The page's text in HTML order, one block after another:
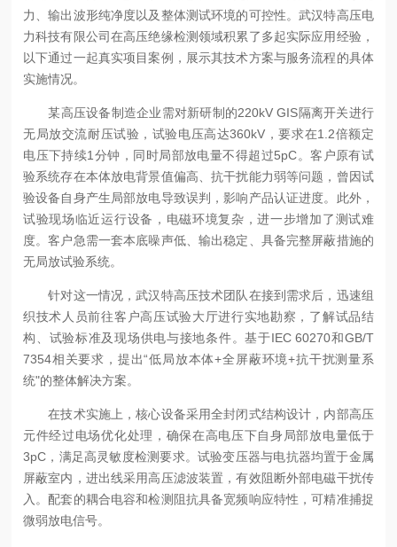
力、输出波形纯净度以及整体测试环境的可控性。武汉特高压电
力科技有限公司在高压绝缘检测领域积累了多起实际应用经验，
以下通过一起真实项目案例，展示其技术方案与服务流程的具体
实施情况。
某高压设备制造企业需对新研制的220kV GIS隔离开关进行
无局放交流耐压试验，试验电压高达360kV，要求在1.2倍额定
电压下持续1分钟，同时局部放电量不得超过5pC。客户原有试
验系统存在本体放电背景值偏高、抗干扰能力弱等问题，曾因试
验设备自身产生局部放电导致误判，影响产品认证进度。此外，
试验现场临近运行设备，电磁环境复杂，进一步增加了测试难
度。客户急需一套本底噪声低、输出稳定、具备完整屏蔽措施的
无局放试验系统。
针对这一情况，武汉特高压技术团队在接到需求后，迅速组
织技术人员前往客户高压试验大厅进行实地勘察，了解试品结
构、试验标准及现场供电与接地条件。基于IEC 60270和GB/T
7354相关要求，提出“低局放本体+全屏蔽环境+抗干扰测量系
统"的整体解决方案。
在技术实施上，核心设备采用全封闭式结构设计，内部高压
元件经过电场优化处理，确保在高电压下自身局部放电量低于
3pC，满足高灵敏度检测要求。试验变压器与电抗器均置于金属
屏蔽室内，进出线采用高压滤波装置，有效阻断外部电磁干扰传
入。配套的耦合电容和检测阻抗具备宽频响应特性，可精准捕捉
微弱放电信号。